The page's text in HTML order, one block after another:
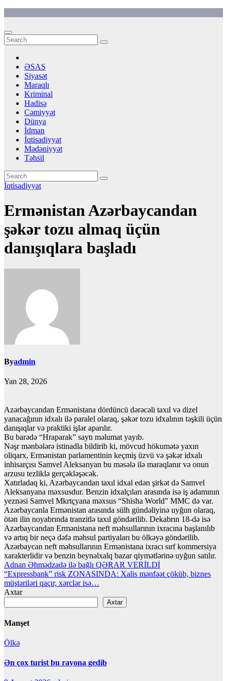
content
ƏSAS
Siyasət
Maraqlı
Kriminal
Hadisə
Cəmiyyət
Dünya
İdman
İqtisadiyyat
Mədəniyyət
Təhsil
İqtisadiyyat
Ermənistan Azərbaycandan
şəkər tozu almaq üçün
danışıqlara başladı
Byadmin
Yan 28, 2026
Azərbaycandan Ermənistana dördüncü dərəcəli taxıl və dizel
yanacağının idxalı ilə paralel olaraq, şəkər tozu idxalının təşkili üçün
danışıqlar və praktiki işlər aparılır.
Bu barədə “Hraparak” saytı məlumat yayıb.
Nəşr mənbələrə istinadla bildirib ki, mövcud hökumətə yaxın
oliqarx, Ermənistan parlamentinin keçmiş üzvü və şəkər idxalı
inhisarçısı Samvel Aleksanyan bu məsələ ilə maraqlanır və onun
arzusu tezliklə gerçəkləşəcək.
Xatırladaq ki, Azərbaycandan taxıl idxal edən şirkət də Samvel
Aleksanyana məxsusdur. Benzin idxalçıları arasında isə iş adamının
yeznəsi Samvel Mkrtçyana məxsus “Shisha World” MMC də var.
Azərbaycanla Ermənistan arasında sülh gündəliyinə uyğun olaraq,
ötən ilin noyabrında tranzitlə taxıl göndərilib. Dekabrın 18-də isə
Azərbaycandan Ermənistana neft məhsullarının ixracına başlanılıb
və artıq bir neçə dəfə məhsul partiyaları bu ölkəyə göndərilib.
Azərbaycan neft məhsullarının Ermənistana ixracı sırf kommersiya
xarakterlidir və benzin beynəlxalq bazar qiymətlərinə uyğun satılır.
Yazı
naviqasiyası
Adnan Əhmədzadə ilə bağlı QƏRAR VERİLDİ
“Expressbank” risk ZONASINDA: Xalis mənfəət çöküb, biznes
müştəriləri qaçır, xərclər isə…
Axtar
Axtar
Manşet
Ölkə
Ən çox turist bu rayona gedib